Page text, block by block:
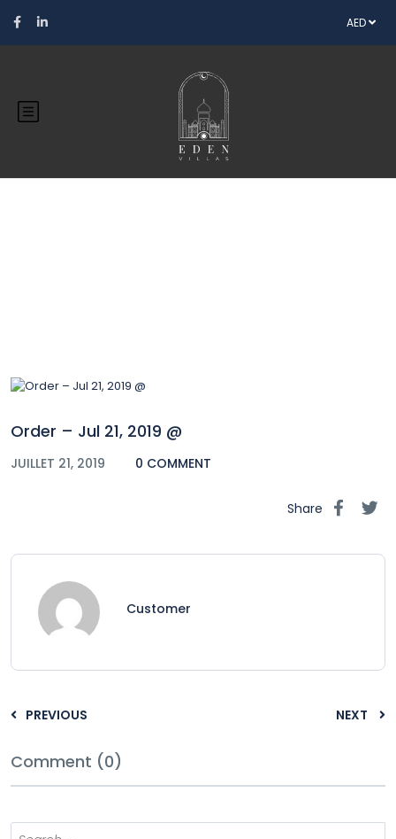
AED
Order – Jul 21, 2019 @
JUILLET 21, 2019 0 COMMENT
Share
Customer
PREVIOUS NEXT
Comment (0)